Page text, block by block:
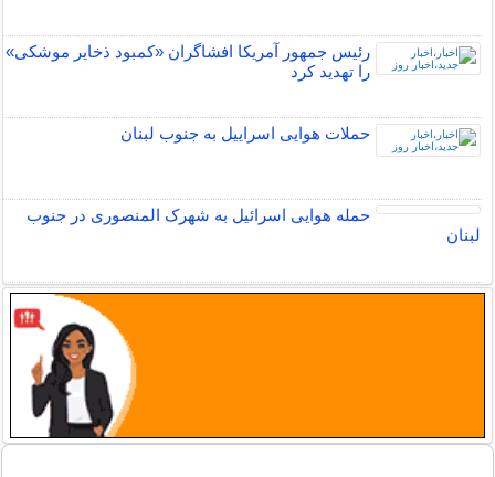
رئیس جمهور آمریکا افشاگران «کمبود ذخایر موشکی»
را تهدید کرد
حملات هوایی اسراییل به جنوب لبنان
حمله هوایی اسرائیل به شهرک المنصوری در جنوب
لبنان